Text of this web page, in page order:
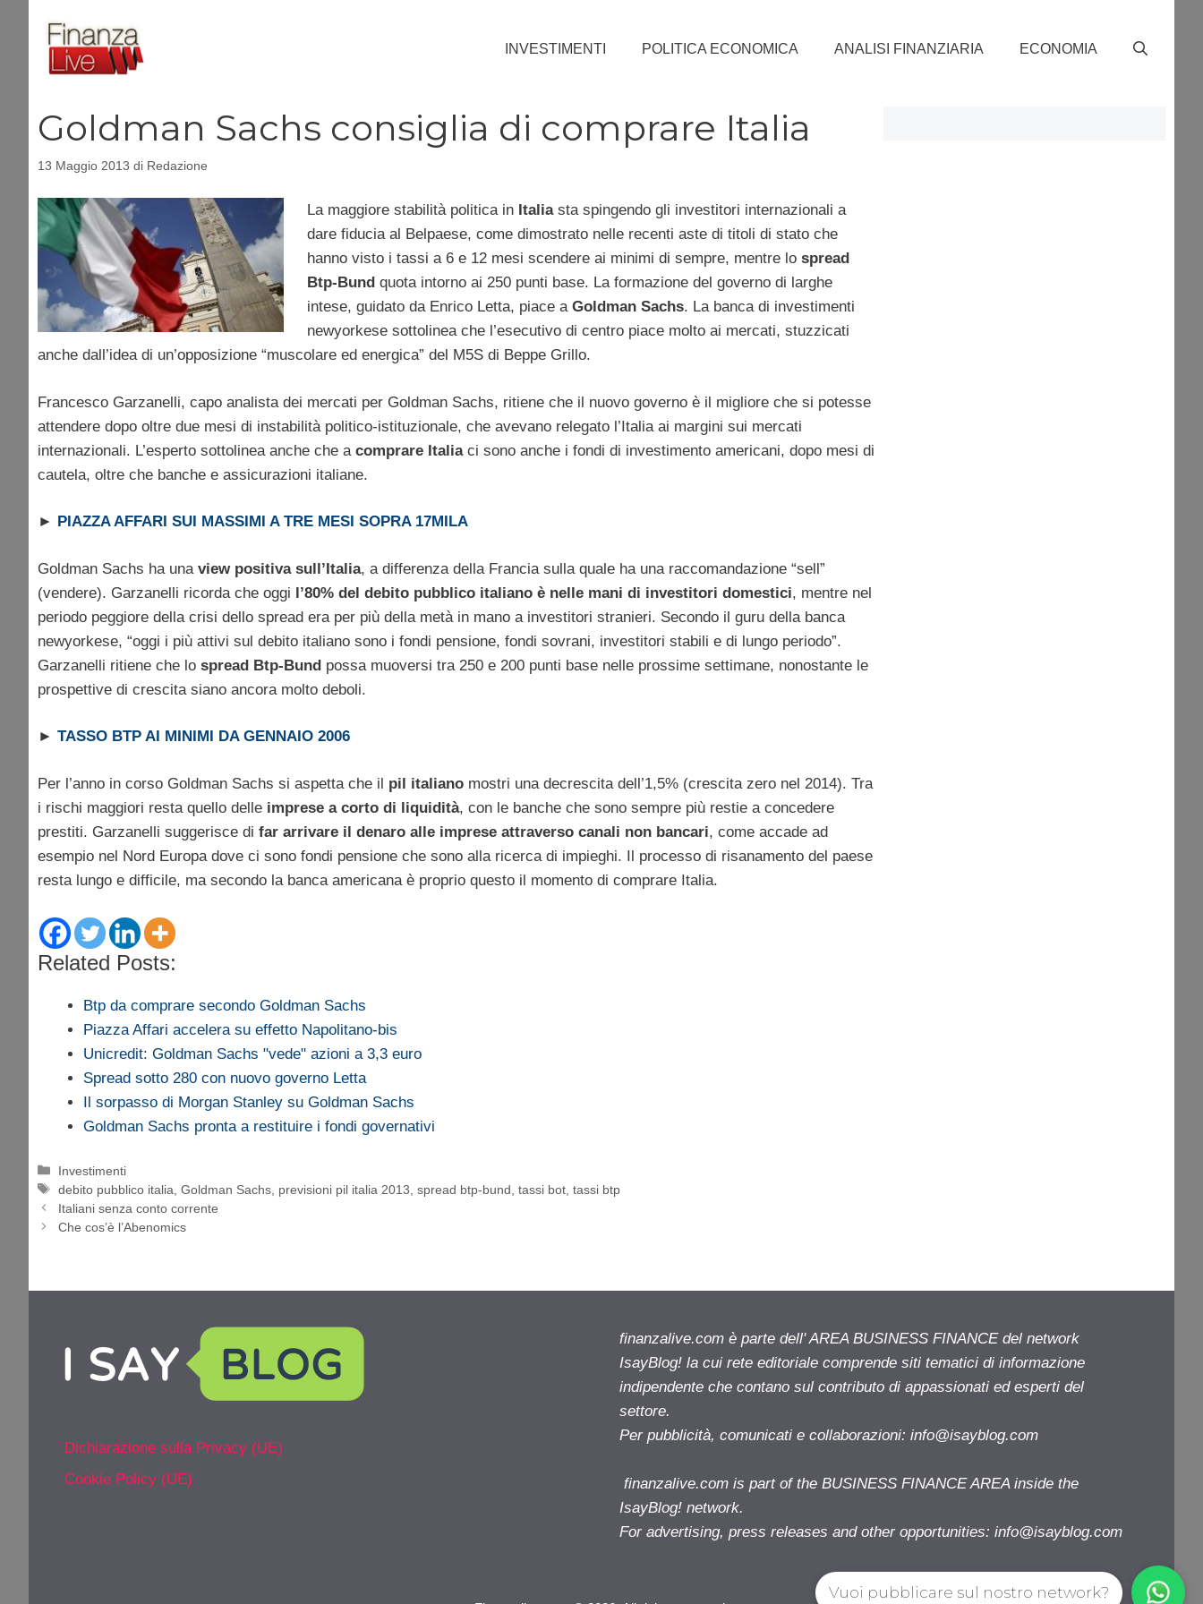
contenuto
INVESTIMENTI POLITICA ECONOMICA ANALISI FINANZIARIA ECONOMIA
Goldman Sachs consiglia di comprare Italia
13 Maggio 2013 di Redazione
La maggiore stabilità politica in Italiasta spingendo gli investitori internazionali a
dare fiducia al Belpaese, come dimostrato nelle recenti aste di titoli di stato che
hanno visto i tassi a 6 e 12 mesi scendere ai minimi di sempre, mentre lo spread
Btp-Bund quota intorno ai 250 punti base. La formazione del governo di larghe
intese, guidato da Enrico Letta, piace a Goldman Sachs. La banca di investimenti
newyorkese sottolinea che l’esecutivo di centro piace molto ai mercati, stuzzicati
anche dall’idea di un’opposizione “muscolare ed energica” del M5S di Beppe Grillo.
Francesco Garzanelli, capo analista dei mercati per Goldman Sachs, ritiene che il nuovo governo è il migliore che si potesse
attendere dopo oltre due mesi di instabilità politico-istituzionale, che avevano relegato l’Italia ai margini sui mercati
internazionali. L’esperto sottolinea anche che a comprare Italia ci sono anche i fondi di investimento americani, dopo mesi di
cautela, oltre che banche e assicurazioni italiane.
► PIAZZA AFFARI SUI MASSIMI A TRE MESI SOPRA 17MILA
Goldman Sachs ha una view positiva sull’Italia, a differenza della Francia sulla quale ha una raccomandazione “sell”
(vendere). Garzanelli ricorda che oggi l’80% del debito pubblico italiano è nelle mani di investitori domestici, mentre nel
periodo peggiore della crisi dello spread era per più della metà in mano a investitori stranieri. Secondo il guru della banca
newyorkese, “oggi i più attivi sul debito italiano sono i fondi pensione, fondi sovrani, investitori stabili e di lungo periodo”.
Garzanelli ritiene che lo spread Btp-Bund possa muoversi tra 250 e 200 punti base nelle prossime settimane, nonostante le
prospettive di crescita siano ancora molto deboli.
► TASSO BTP AI MINIMI DA GENNAIO 2006
Per l’anno in corso Goldman Sachs si aspetta che il pil italiano mostri una decrescita dell’1,5% (crescita zero nel 2014). Tra
i rischi maggiori resta quello delle imprese a corto di liquidità, con le banche che sono sempre più restie a concedere
prestiti. Garzanelli suggerisce di far arrivare il denaro alle imprese attraverso canali non bancari, come accade ad
esempio nel Nord Europa dove ci sono fondi pensione che sono alla ricerca di impieghi. Il processo di risanamento del paese
resta lungo e difficile, ma secondo la banca americana è proprio questo il momento di comprare Italia.
Related Posts:
Btp da comprare secondo Goldman Sachs
Piazza Affari accelera su effetto Napolitano-bis
Unicredit: Goldman Sachs "vede" azioni a 3,3 euro
Spread sotto 280 con nuovo governo Letta
Il sorpasso di Morgan Stanley su Goldman Sachs
Goldman Sachs pronta a restituire i fondi governativi
Categorie
Investimenti
Tag
debito pubblico italia ,Goldman Sachs previsioni pil italia 2013 ,spread btp-bund ,tassi bot ,tassi btp
Italiani senza conto corrente
Che cos’è l’Abenomics
Dichiarazione sulla Privacy (UE)
Cookie Policy (UE)
finanzalive.com è parte dell' AREA BUSINESS FINANCE del network
IsayBlog! la cui rete editoriale comprende siti tematici di informazione
indipendente che contano sul contributo di appassionati ed esperti del
settore.
Per pubblicità, comunicati e collaborazioni: info@isayblog.com
finanzalive.com is part of the BUSINESS FINANCE AREA inside the
IsayBlog! network.
For advertising, press releases and other opportunities: info@isayblog.com
Vuoi pubblicare sul nostro network?